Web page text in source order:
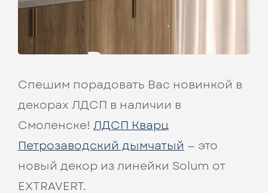
Спешим порадовать Вас новинкой в
декорах ЛДСП в наличии в
Смоленске! ЛДСП Кварц
Петрозаводский дымчатый — это
новый декор из линейки Solum от
EXTRAVERT.